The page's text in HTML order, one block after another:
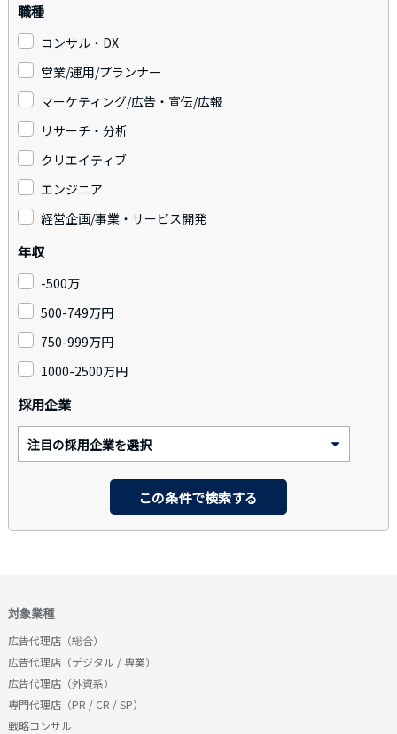
職種
コンサル・DX
営業/運用/プランナー
マーケティング/広告・宣伝/広報
リサーチ・分析
クリエイティブ
エンジニア
経営企画/事業・サービス開発
年収
-500万
500-749万円
750-999万円
1000-2500万円
採用企業
対象業種
広告代理店（総合）
広告代理店（デジタル / 専業）
広告代理店（外資系）
専門代理店（PR / CR / SP）
戦略コンサル